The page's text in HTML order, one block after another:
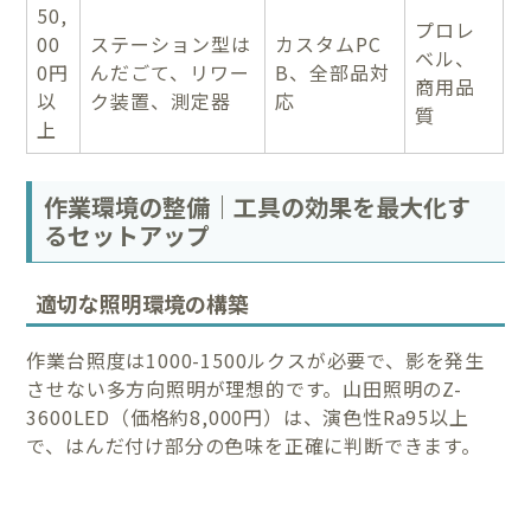
50,
00
0円
以
上
ステーション型は
んだごて、リワー
ク装置、測定器
カスタムPC
B、全部品対
応
プロレ
ベル、
商用品
質
作業環境の整備｜工具の効果を最大化す
るセットアップ
適切な照明環境の構築
作業台照度は1000-1500ルクスが必要で、影を発生
させない多方向照明が理想的です。山田照明のZ-
3600LED（価格約8,000円）は、演色性Ra95以上
で、はんだ付け部分の色味を正確に判断できます。